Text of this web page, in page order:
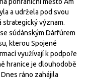
a udržela pod svou
strategický význam.
súdánským Dárfúrem
kterou Spojené
využívají k podpoře
hranice je dlouhodobě
ráno zahájila